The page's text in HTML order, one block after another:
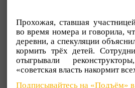
Прохожая, ставшая
во время номера и говорила,
деревни, а спекуляции
кормить трёх детей.
отыгрывали
«советская власть накормит
Подписывайтесь на «Подъём»